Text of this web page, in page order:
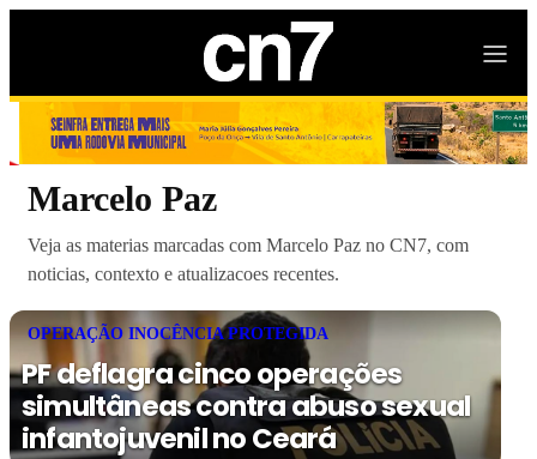
Marcelo Paz
Veja as materias marcadas com Marcelo Paz no CN7, com
noticias, contexto e atualizacoes recentes.
OPERAÇÃO INOCÊNCIA PROTEGIDA
PF deflagra cinco operações
simultâneas contra abuso sexual
infantojuvenil no Ceará